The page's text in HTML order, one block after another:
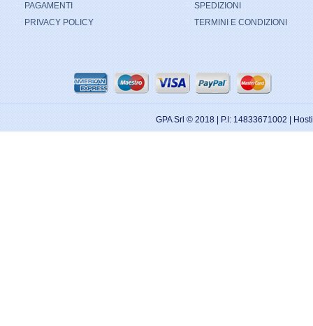
PAGAMENTI
PRIVACY POLICY
SPEDIZIONI
TERMINI E CONDIZIONI
GPA Srl © 2018 | P.I: 14833671002 |